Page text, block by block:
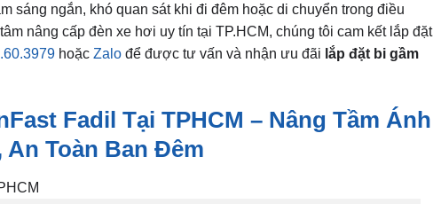
sáng ngắn, khó quan sát khi đi đêm hoặc di chuyển trong điều
nâng cấp đèn xe hơi uy tín tại TP.HCM, chúng tôi cam kết lắp đặt
hoặc Zalođể được tư vấn và nhận ưu đãi lắp đặt bi gầm
Fadil Tại TPHCM – Nâng Tầm Ánh
An Toàn Ban Đêm